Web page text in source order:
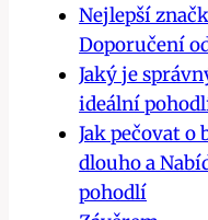
Nejlepší
Doporučení
Jaký je
ideální
Jak pečovat o
dlouho a
pohodlí